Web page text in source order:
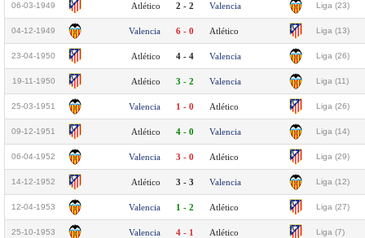
06-03-1949 Atlético 2 - 2 Valencia Liga (23)
04-12-1949 Valencia 6 - 0 Atlético Liga (13)
23-04-1950 Atlético 4 - 4 Valencia Liga (26)
19-11-1950 Atlético 3 - 2 Valencia Liga (11)
25-03-1951 Valencia 1 - 0 Atlético Liga (26)
09-12-1951 Atlético 4 - 0 Valencia Liga (14)
06-04-1952 Valencia 3 - 0 Atlético Liga (29)
14-12-1952 Atlético 3 - 3 Valencia Liga (12)
12-04-1953 Valencia 1 - 2 Atlético Liga (27)
25-10-1953 Valencia 4 - 1 Atlético Liga (7)